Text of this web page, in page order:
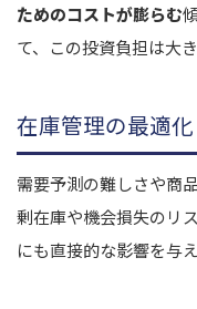
ためのコストが膨らむ
て、この投資負担は大
在庫管理の最適化
需要予測の難しさや商
剰在庫や機会損失のリ
にも直接的な影響を与